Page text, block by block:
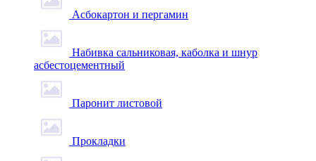
Асбокартон и пергамин
Набивка сальниковая, каболка и шнур
асбестоцементный
Паронит листовой
Прокладки